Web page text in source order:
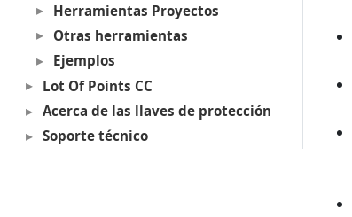
Herramientas Proyectos
Otras herramientas
Ejemplos
Lot Of Points CC
Acerca de las llaves de protección
Soporte técnico